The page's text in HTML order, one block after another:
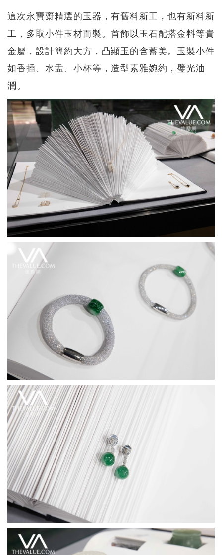
這次永寶齋精選的玉器，有舊料新工，也有新料新
工，多取小件玉材而製。首飾以玉石配搭金料等貴
金屬，設計簡約大方，凸顯玉的含蓄美。玉製小件
如香插、水盂、小杯等，造型素雅婉約，璧光油
潤。